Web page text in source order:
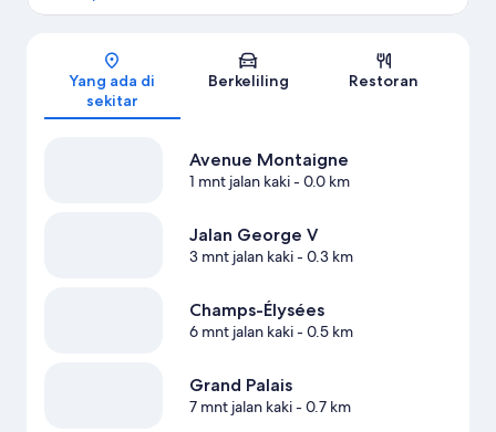
Peta
Yang ada di
sekitar
Berkeliling Restoran
Avenue Montaigne
1 mnt jalan kaki- 0.0 km
Jalan George V
3 mnt jalan kaki- 0.3 km
Champs-Élysées
6 mnt jalan kaki- 0.5 km
Grand Palais
7 mnt jalan kaki- 0.7 km